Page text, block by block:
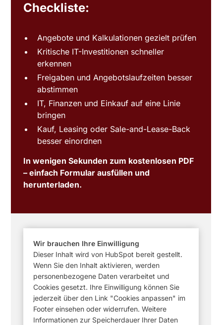
Checkliste:
Angebote und Kalkulationen gezielt prüfen
Kritische IT-Investitionen schneller
erkennen
Freigaben und Angebotslaufzeiten besser
abstimmen
IT, Finanzen und Einkauf auf eine Linie
bringen
Kauf, Leasing oder Sale-and-Lease-Back
besser einordnen
In wenigen Sekunden zum kostenlosen PDF
– einfach Formular ausfüllen und
herunterladen.
Wir brauchen Ihre Einwilligung
Dieser Inhalt wird von HubSpot bereit gestellt.
Wenn Sie den Inhalt aktivieren, werden
personenbezogene Daten verarbeitet und
Cookies gesetzt. Ihre Einwilligung können Sie
jederzeit über den Link "Cookies anpassen" im
Footer einsehen oder widerrufen. Weitere
Informationen zur Speicherdauer Ihrer Daten